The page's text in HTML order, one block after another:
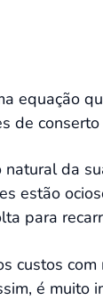
equação
de
da
estão
para
custos
é muito